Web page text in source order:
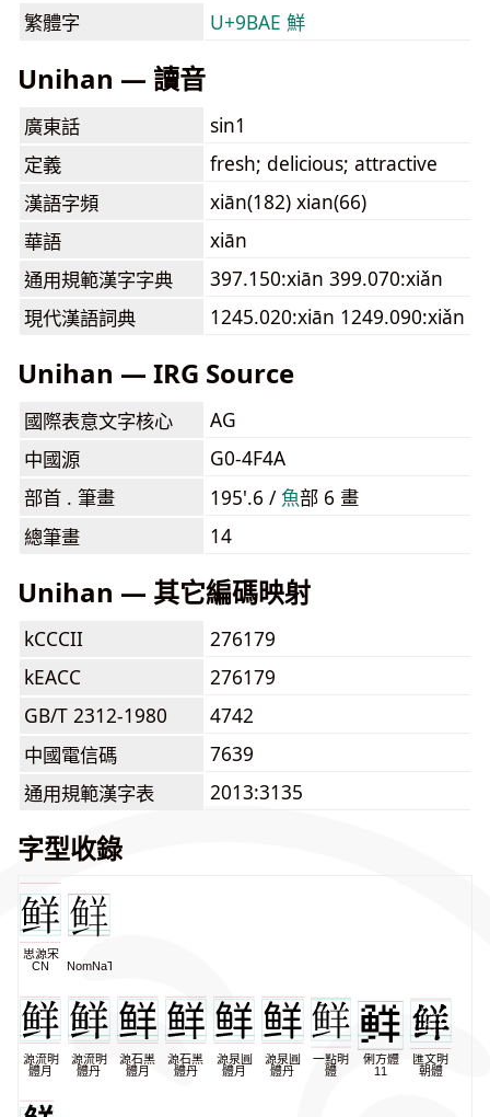
繁體字 U+9BAE 鮮
Unihan — 讀音
廣東話
sin1
定義
fresh; delicious; attractive
漢語字頻
xiān(182) xian(66)
華語
xiān
通用規範漢字字典
397.150:xiān 399.070:xiǎn
現代漢語詞典
1245.020:xiān 1249.090:xiǎn
Unihan — IRG Source
國際表意文字核心
AG
中國源
G0-4F4A
部首 . 筆畫
195'.6 / ⿂部 6 畫
總筆畫
14
Unihan — 其它編碼映射
kCCCII
276179
kEACC
276179
GB/T 2312-1980
4742
中國電信碼
7639
通用規範漢字表
2013:3135
字型收錄
思源宋
CN
NomNaTong
源流明
體月
源流明
體丹
源石黑
體月
源石黑
體丹
源泉圓
體月
源泉圓
體丹
一點明
體
俐方體
11
匯文明
朝體